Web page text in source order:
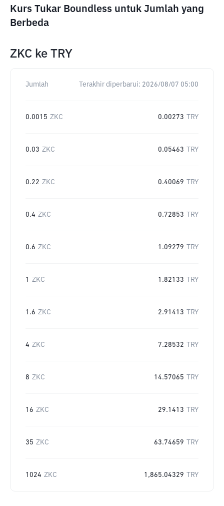
Kurs Tukar Boundless untuk Jumlah yang
Berbeda
ZKC ke TRY
Jumlah Terakhir diperbarui: 2026/08/07 05:00
0.0015 ZKC 0.00273 TRY
0.03 ZKC 0.05463 TRY
0.22 ZKC 0.40069 TRY
0.4 ZKC 0.72853 TRY
0.6 ZKC 1.09279 TRY
1 ZKC 1.82133 TRY
1.6 ZKC 2.91413 TRY
4 ZKC 7.28532 TRY
8 ZKC 14.57065 TRY
16 ZKC 29.1413 TRY
35 ZKC 63.74659 TRY
1024 ZKC 1,865.04329 TRY